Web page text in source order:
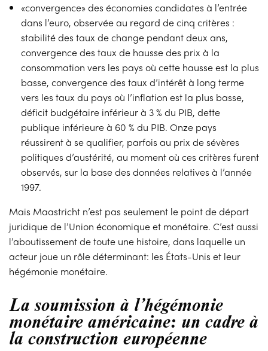
«convergence» des économies candidates à l’entrée
dans l’euro, observée au regard de cinq critères :
stabilité des taux de change pendant deux ans,
convergence des taux de hausse des prix à la
consommation vers les pays où cette hausse est la plus
basse, convergence des taux d’intérêt à long terme
vers les taux du pays où l’inflation est la plus basse,
déficit budgétaire inférieur à 3 % du PIB, dette
publique inférieure à 60 % du PIB. Onze pays
réussirent à se qualifier, parfois au prix de sévères
politiques d’austérité, au moment où ces critères furent
observés, sur la base des données relatives à l’année
1997.
Mais Maastricht n’est pas seulement le point de départ
juridique de l’Union économique et monétaire. C’est aussi
l’aboutissement de toute une histoire, dans laquelle un
acteur joue un rôle déterminant: les États-Unis et leur
hégémonie monétaire.
La soumission à l’hégémonie
monétaire américaine: un cadre à
la construction européenne